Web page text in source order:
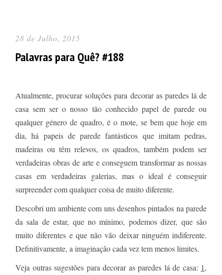
28 de Julho, 2015
Palavras para Quê? #188
Atualmente, procurar soluções para decorar as paredes lá de
casa sem ser o nosso tão conhecido papel de parede ou
qualquer género de quadro, é o mote, se bem que hoje em
dia, há papeis de parede fantásticos que imitam pedras,
madeiras ou têm relevos, os quadros, também podem ser
verdadeiras obras de arte e conseguem transformar as nossas
casas em verdadeiras galerias, mas o ideal é conseguir
surpreender com qualquer coisa de muito diferente.
Descobri um ambiente com uns desenhos pintados na parede
da sala de estar, que no mínimo, podemos dizer, que são
muito diferentes e que não vão deixar ninguém indiferente.
Definitivamente, a imaginação cada vez tem menos limites.
Veja outras sugestões para decorar as paredes lá de casa: 1,